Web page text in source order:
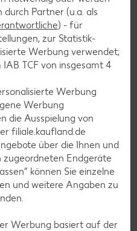
Partner (u.a. als
) - für
zur Statistik-
Werbung verwendet;
TCF von insgesamt 4
Werbung
Werbung
die Ausspielung von
filiale.kaufland.de
über die Ihnen und
zugeordneten Endgeräte
können Sie einzelne
und weitere Angaben zu
Werbung basiert auf der